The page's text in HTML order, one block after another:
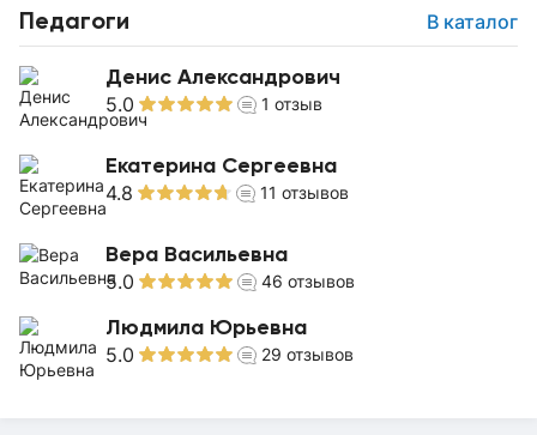
Педагоги В каталог
Денис Александрович
5.0 1 отзыв
Екатерина Сергеевна
4.8 11 отзывов
Вера Васильевна
5.0 46 отзывов
Людмила Юрьевна
5.0 29 отзывов